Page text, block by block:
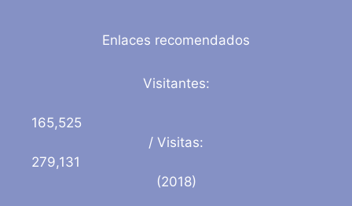
Enlaces recomendados
Visitantes:
165,525
/ Visitas:
279,131
(2018)